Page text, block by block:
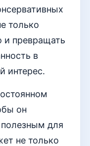
только
и превращать
в
интерес.
он
для
не только